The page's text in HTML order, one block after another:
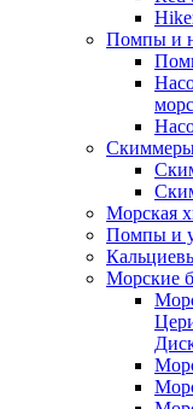
Помпы и
Морская
Помпы и
Морские